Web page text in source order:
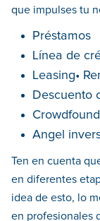
que impulses tu
Préstamos
Línea de
Leasing•
Descuento
Angel
Ten en cuenta
en diferentes
idea de esto, lo
en profesionales